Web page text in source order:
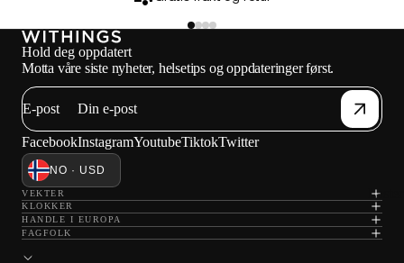
Hold deg oppdatert
Motta våre siste nyheter, helsetips og oppdateringer først.
E-post
FacebookInstagramYoutubeTiktokTwitter
NO · USD
VEKTER
KLOKKER
HANDLE I EUROPA
FAGFOLK